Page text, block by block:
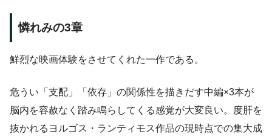
憐れみの3章
鮮烈な映画体験をさせてくれた一作である。
危うい「支配」「依存」の関係性を描きだす中編×3本が
脳内を容赦なく踏み鳴らしてくる感覚が大変良い。度肝を
抜かれるヨルゴス・ランティモス作品の現時点での集大成